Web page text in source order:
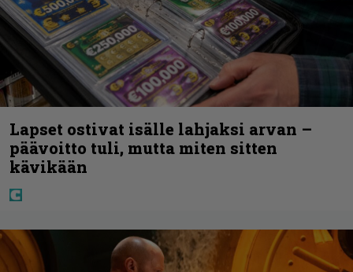
Lapset ostivat isälle lahjaksi arvan –
päävoitto tuli, mutta miten sitten
kävikään